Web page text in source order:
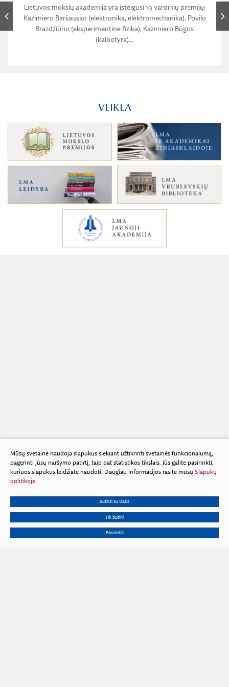
Lietuvos mokslų akademija yra įsteigusi 19 vardinių premijų:
Kazimiero Baršausko (elektronika, elektromechanika), Povilo
Brazdžiūno (eksperimentinė fizika), Kazimiero Būgos
(kalbotyra)...
VEIKLA
Mūsų svetainė naudoja slapukus siekiant užtikrinti svetainės funkcionalumą,
pagerinti Jūsų naršymo patirtį, taip pat statistikos tikslais. Jūs galite pasirinkti,
kuriuos slapukus leidžiate naudoti. Daugiau informacijos rasite mūsų Slapukų
politikoje.
Sutikti su visais
Tik būtini
Pasirinkti